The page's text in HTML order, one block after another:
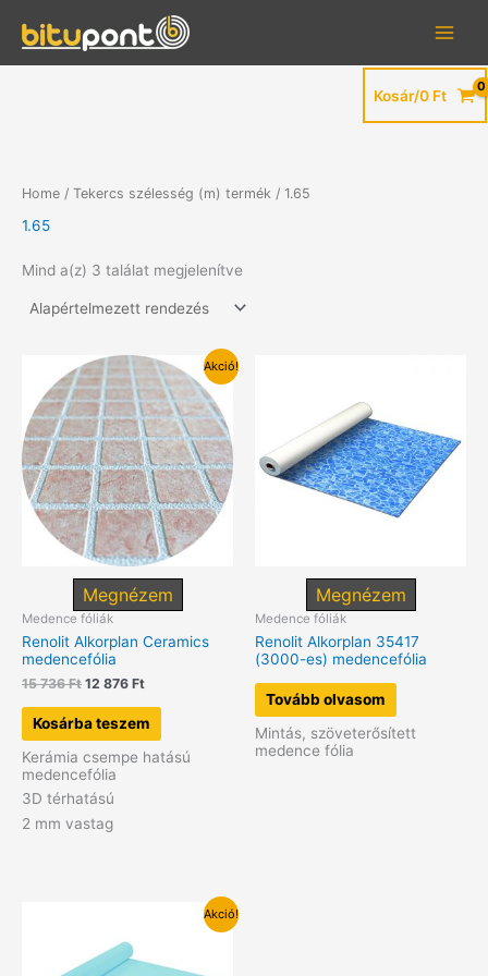
content
Kosár/0 Ft
Home / Tekercs szélesség (m) termék / 1.65
1.65
Mind a(z) 3 találat megjelenítve
Akció!
Megnézem
Medence fóliák
Renolit Alkorplan Ceramics
medencefólia
15 736Ft Original
was:
15
736 Ft.
12 876 FtCurrent
is:
876 Ft.
Kosárba teszem
Kerámia csempe hatású
medencefólia
3D térhatású
2 mm vastag
Megnézem
Medence fóliák
Renolit Alkorplan 35417
(3000-es) medencefólia
Tovább olvasom
Mintás, szöveterősített
medence fólia
Akció!